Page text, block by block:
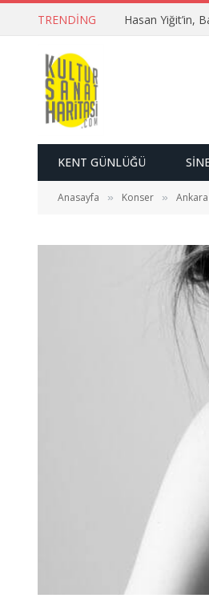
TRENDING Hasan Yiğit’in,
KENT GÜNLÜĞÜ
Anasayfa » Konser » Ankara